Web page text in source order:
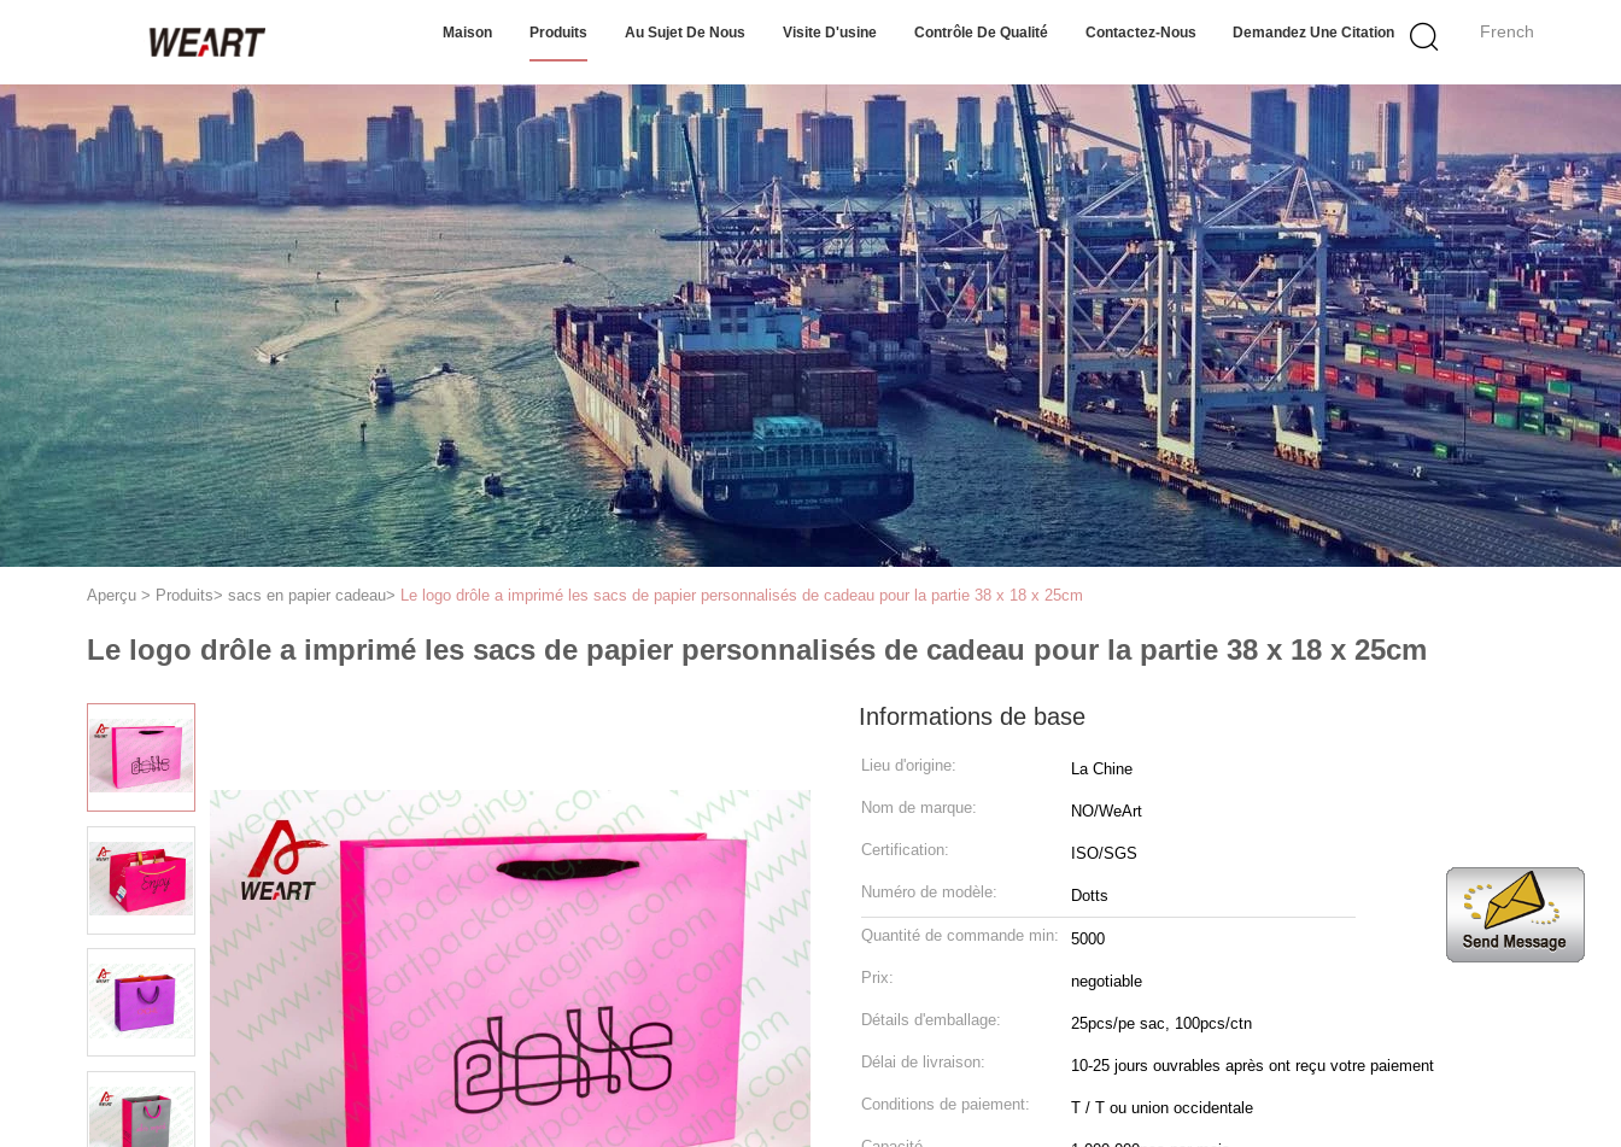
French
Maison Produits Au Sujet De Nous Visite D'usine Contrôle De Qualité Contactez-Nous Demandez Une Citation
Aperçu > Produits> sacs en papier cadeau> Le logo drôle a imprimé les sacs de papier personnalisés de cadeau pour la partie 38 x 18 x 25cm
Le logo drôle a imprimé les sacs de papier personnalisés de cadeau pour la partie 38 x 18 x 25cm
Informations de base
Lieu d'origine: La Chine
Nom de marque: NO/WeArt
Certification: ISO/SGS
Numéro de modèle: Dotts
Quantité de commande min: 5000
Prix: negotiable
Détails d'emballage: 25pcs/pe sac, 100pcs/ctn
Délai de livraison: 10-25 jours ouvrables après ont reçu votre paiement
Conditions de paiement: T / T ou union occidentale